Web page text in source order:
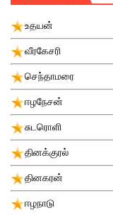
உதயன்
வீரகேசரி
செந்தாமரை
ஈழநேசன்
சுடரொளி
தினக்குரல்
தினகரன்
ஈழநாடு